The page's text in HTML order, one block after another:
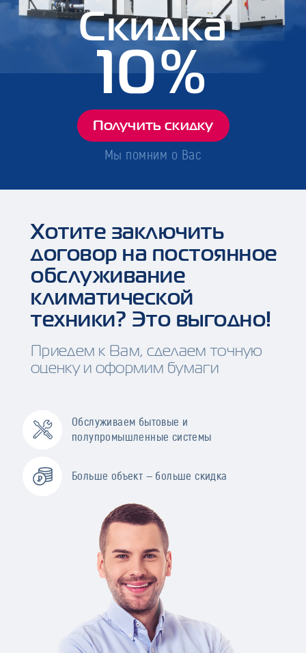
Мы помним о Вас
Скидка
10%
Получить скидку
Хотите заключить
договор на постоянное
обслуживание
климатической
техники? Это выгодно!
Приедем к Вам, сделаем точную
оценку и оформим бумаги
Обслуживаем бытовые и
полупромышленные системы
Больше объект — больше скидка